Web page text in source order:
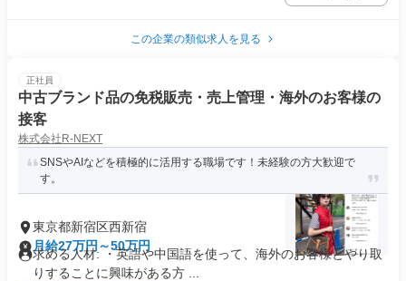
この企業の類似求人を見る
正社員
中古ブランド品の免税販売・売上管理・海外のお客様の
接客
株式会社R-NEXT
SNSやAIなどを積極的に活用する職場です！未経験の方大歓迎で
す。
東京都新宿区西新宿
月給27万円～50万円
求める人材: ・英語や中国語を使って、海外のお客様とやり取
りすることに興味がある方 ...